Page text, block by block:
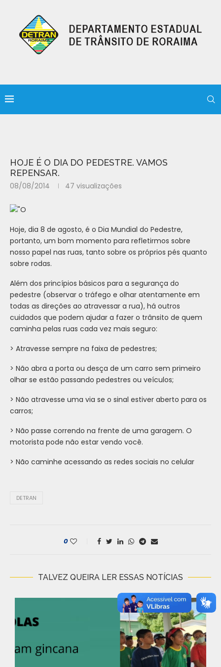
HOJE É O DIA DO PEDESTRE. VAMOS
REPENSAR.
08/08/2014 47 visualizações
Hoje, dia 8 de agosto, é o Dia Mundial do Pedestre,
portanto, um bom momento para refletirmos sobre
nosso papel nas ruas, tanto sobre os próprios pés quanto
sobre rodas.
Além dos princípios básicos para a segurança do
pedestre (observar o tráfego e olhar atentamente em
todas as direções ao atravessar a rua), há outros
cuidados que podem ajudar a fazer o trânsito de quem
caminha pelas ruas cada vez mais seguro:
> Atravesse sempre na faixa de pedestres;
> Não abra a porta ou desça de um carro sem primeiro
olhar se estão passando pedestres ou veículos;
> Não atravesse uma via se o sinal estiver aberto para os
carros;
> Não passe correndo na frente de uma garagem. O
motorista pode não estar vendo você.
> Não caminhe acessando as redes sociais no celular
DETRAN
0
TALVEZ QUEIRA LER ESSAS NOTÍCIAS